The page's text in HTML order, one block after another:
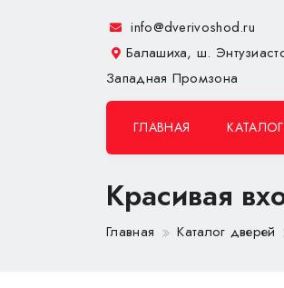
info@dverivoshod.ru
Балашиха, ш.
Западная Промзона
ГЛАВНАЯ КАТАЛОГ
Красивая
Главная Каталог дверей